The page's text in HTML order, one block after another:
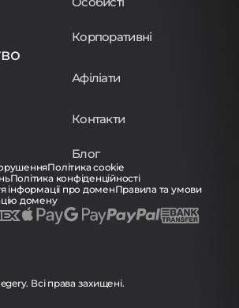
Корпоративні
Афіліати
Контакти
Блог
Політика cookie
Політика конфіденційності
інформації про доменПравила та умови
домену
Всі права захищені.